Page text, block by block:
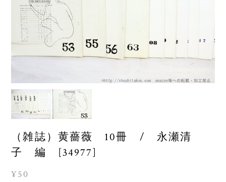
（雑誌）黄薔薇 10冊 / 永瀬清
子 編 [34977]
¥50